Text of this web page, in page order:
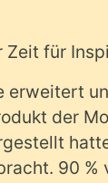
Zeit für
erweitert
der
90